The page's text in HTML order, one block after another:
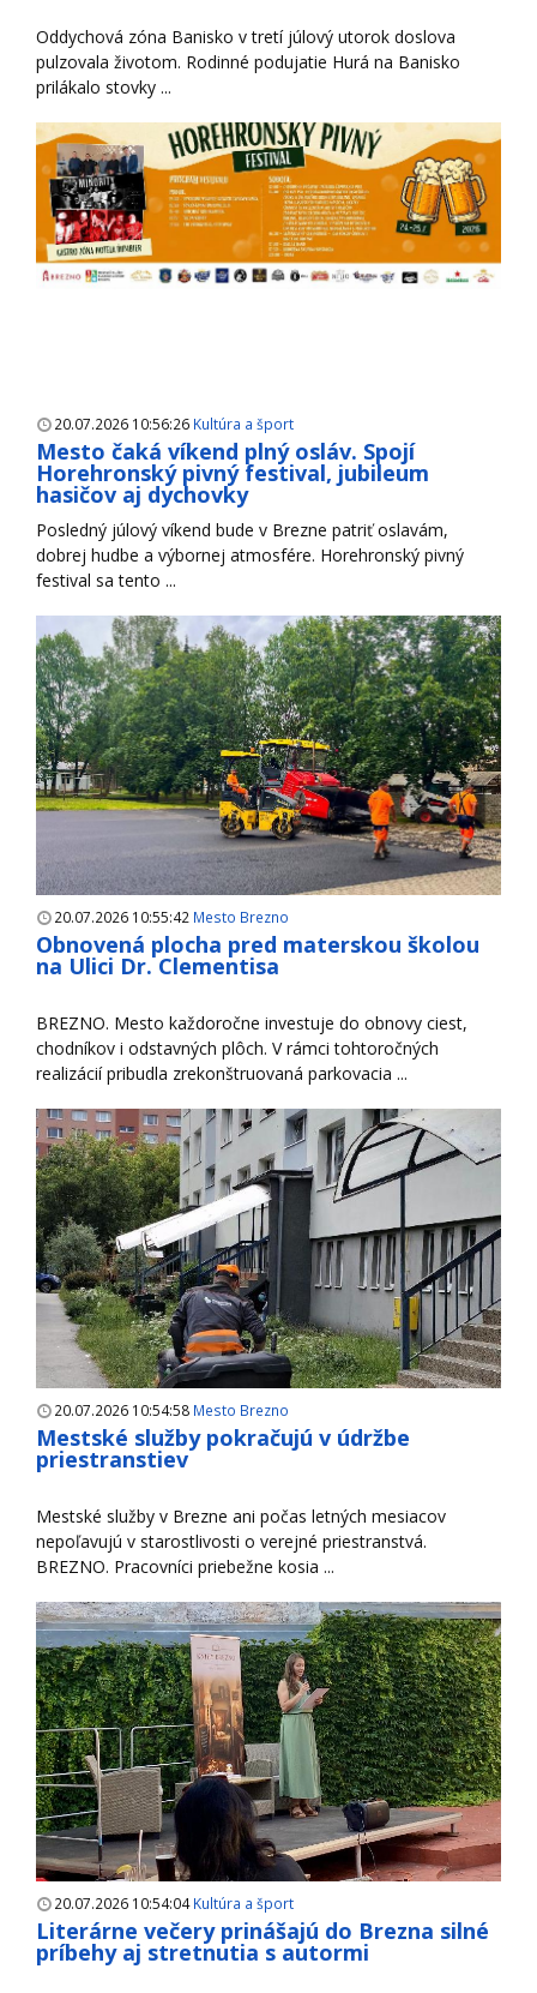
Oddychová zóna Banisko v tretí júlový utorok doslova
pulzovala životom. Rodinné podujatie Hurá na Banisko
prilákalo stovky ...
20.07.2026 10:56:26 Kultúra a šport
Mesto čaká víkend plný osláv. Spojí
Horehronský pivný festival, jubileum
hasičov aj dychovky
Posledný júlový víkend bude v Brezne patriť oslavám,
dobrej hudbe a výbornej atmosfére. Horehronský pivný
festival sa tento ...
20.07.2026 10:55:42 Mesto Brezno
Obnovená plocha pred materskou školou
na Ulici Dr. Clementisa
BREZNO. Mesto každoročne investuje do obnovy ciest,
chodníkov i odstavných plôch. V rámci tohtoročných
realizácií pribudla zrekonštruovaná parkovacia ...
20.07.2026 10:54:58 Mesto Brezno
Mestské služby pokračujú v údržbe
priestranstiev
Mestské služby v Brezne ani počas letných mesiacov
nepoľavujú v starostlivosti o verejné priestranstvá.
BREZNO. Pracovníci priebežne kosia ...
20.07.2026 10:54:04Kultúra a šport
Literárne večery prinášajú do Brezna silné
príbehy aj stretnutia s autormi